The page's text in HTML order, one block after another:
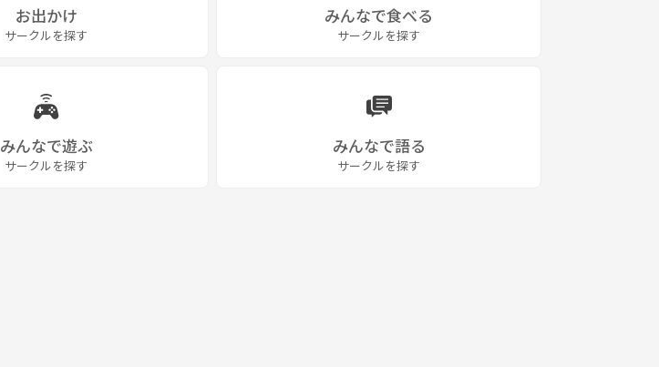
お出かけ
サークルを探す
みんなで食べる
サークルを探す
みんなで遊ぶ
サークルを探す
みんなで語る
サークルを探す